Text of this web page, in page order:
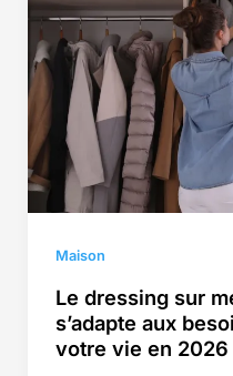
Maison
Le dressing sur
s’adapte aux
votre vie en 2026